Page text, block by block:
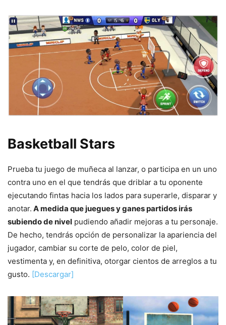
Basketball Stars
Prueba tu juego de muñeca al lanzar, o participa en un uno
contra uno en el que tendrás que driblar a tu oponente
ejecutando fintas hacia los lados para superarle, disparar y
anotar. A medida que juegues y ganes partidos irás
subiendo de nivel pudiendo añadir mejoras a tu personaje.
De hecho, tendrás opción de personalizar la apariencia del
jugador, cambiar su corte de pelo, color de piel,
vestimenta y, en definitiva, otorgar cientos de arreglos a tu
gusto. [Descargar]